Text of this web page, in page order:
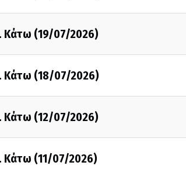
Κάτω (19/07/2026)
Κάτω (18/07/2026)
Κάτω (12/07/2026)
Κάτω (11/07/2026)